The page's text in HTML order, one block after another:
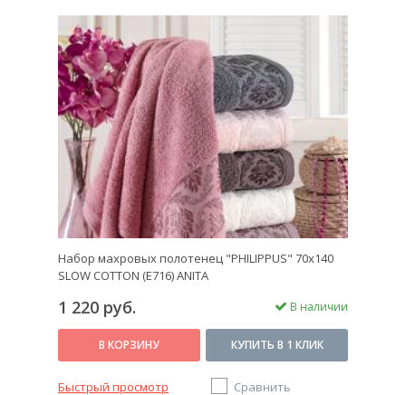
Набор махровых полотенец "PHILIPPUS" 70х140
SLOW COTTON (E716) ANITA
1 220 руб. В наличии
В КОРЗИНУ КУПИТЬ В 1 КЛИК
Быстрый просмотр Сравнить